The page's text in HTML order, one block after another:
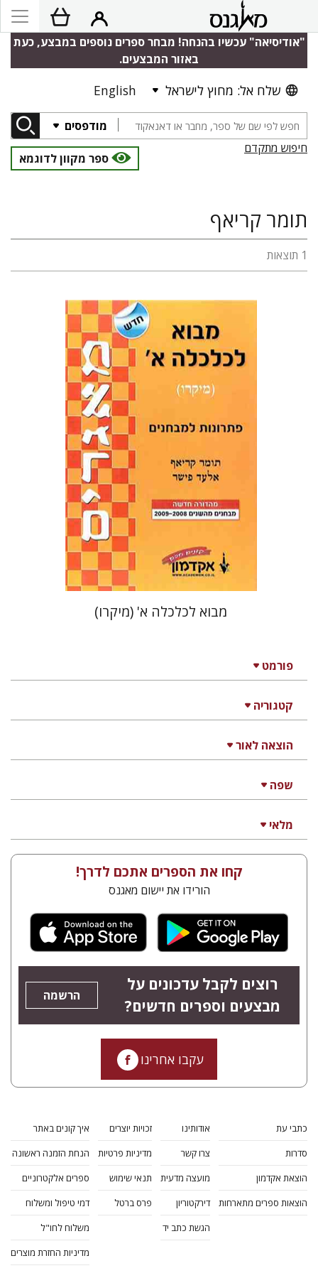
"אודיסיאה" עכשיו בהנחה! מבחר ספרים נוספים במבצע, כעת
באזור המבצעים.
שלח אל: מחוץ לישראל English
מודפסים
חיפוש מתקדם
ספר מקוון לדוגמא
פורמט
קטגוריה
הוצאה לאור
שפה
מלאי
תומר קריאף
1 תוצאות
תומר קריאף אלעד פישר
הנחת אתר ספר מודפס
מבוא לכלכלה א' (מיקרו)
קחו את הספרים אתכם לדרך!
הורידו את יישום מאגנס
רוצים לקבל עדכונים על
מבצעים וספרים חדשים?
הרשמה
עקבו אחרינו
כתבי עת
סדרות
הוצאת אקדמון
הוצאות ספרים מתארחות
אודותינו
צרו קשר
מועצה מדעית
דירקטוריון
הגשת כתב יד
זכויות יוצרים
מדיניות פרטיות
תנאי שימוש
פרס ברטל
איך קונים באתר
הנחת הזמנה ראשונה
ספרים אלקטרוניים
דמי טיפול ומשלוח
משלוח לחו"ל
מדיניות החזרת מוצרים